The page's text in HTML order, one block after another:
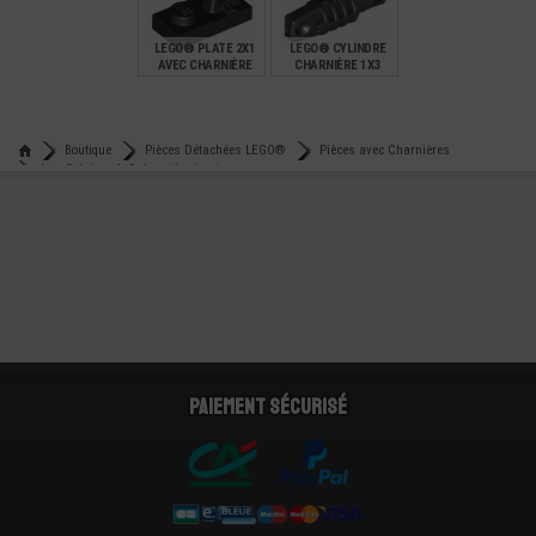
1,99 0,59
LEGO® PLATE 2X1
AVEC CHARNIÈRE
LEGO® CYLINDRE
CHARNIÈRE 1X3
Boutique
Pièces Détachées LEGO®
Pièces avec Charnières
Lego® brique 1x2 charnière haute
Paiement sécurisé